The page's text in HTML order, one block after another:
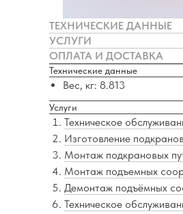
ТЕХНИЧЕСКИЕ ДАННЫЕ
УСЛУГИ
ОПЛАТА И ДОСТАВКА
Технические данные
Вес, кг: 8.813
Услуги
Техническое
Изготовление
Монтаж подкрановых
Монтаж подъемных
Демонтаж подъёмных
Техническое